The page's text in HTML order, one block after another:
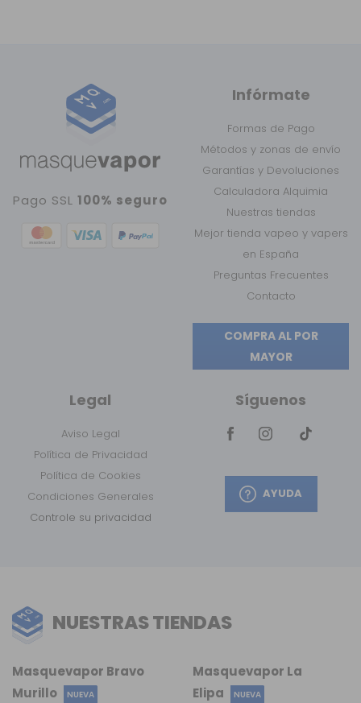
Pago SSL100% seguro
Infórmate
Formas de Pago
Métodos y zonas de envío
Garantías y Devoluciones
Calculadora Alquimia
Nuestras tiendas
Mejor tienda vapeo y vapers
en España
Preguntas Frecuentes
Contacto
COMPRA AL POR
MAYOR
Legal
Aviso Legal
Política de Privacidad
Política de Cookies
Condiciones Generales
Controle su privacidad
Síguenos
AYUDA
NUESTRAS TIENDAS
Masquevapor La
Elipa
NUEVA
Masquevapor Bravo
Murillo
NUEVA